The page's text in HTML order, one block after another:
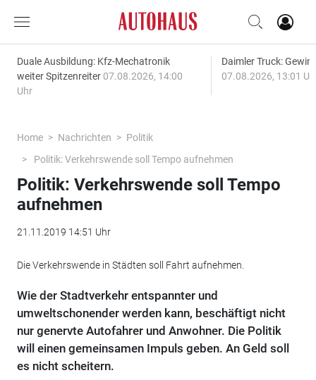
Duale Ausbildung: Kfz-Mechatronik
weiter Spitzenreiter 07.08.2026, 14:00
Uhr
Daimler Truck:
07.08.2026, 13:01
Home Nachrichten
Politik
Politik: Verkehrswende soll Tempo aufnehmen
Politik: Verkehrswende soll Tempo
aufnehmen
21.11.2019 14:51 Uhr
Die Verkehrswende in Städten soll Fahrt aufnehmen.
Wie der Stadtverkehr entspannter und
umweltschonender werden kann, beschäftigt nicht
nur genervte Autofahrer und Anwohner. Die Politik
will einen gemeinsamen Impuls geben. An Geld soll
es nicht scheitern.